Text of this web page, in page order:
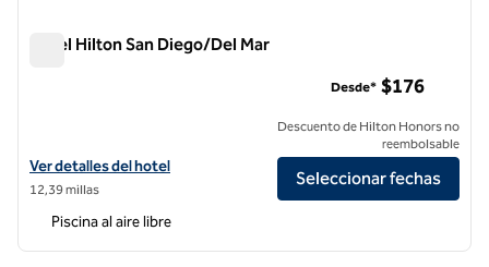
Hotel Hilton San Diego/Del Mar
Ver detalles del hotel Hilton San Diego/Del Mar
Ver detalles del hotel
12,39 millas
Desde* $176
Descuento de Hilton Honors no
reembolsable
Seleccionar fechas
Piscina al aire libre